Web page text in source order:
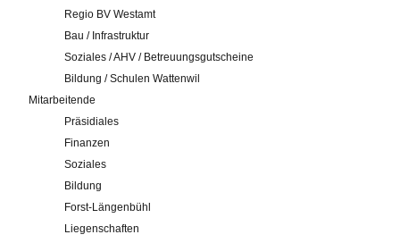
Regio BV Westamt
Bau / Infrastruktur
Soziales / AHV / Betreuungsgutscheine
Bildung / Schulen Wattenwil
Mitarbeitende
Präsidiales
Finanzen
Soziales
Bildung
Forst-Längenbühl
Liegenschaften